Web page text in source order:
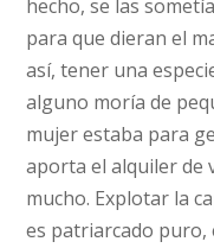
hecho, se las
para que dieran el
así, tener una
alguno moría de
mujer estaba para
aporta el alquiler de
mucho. Explotar la
es patriarcado puro,